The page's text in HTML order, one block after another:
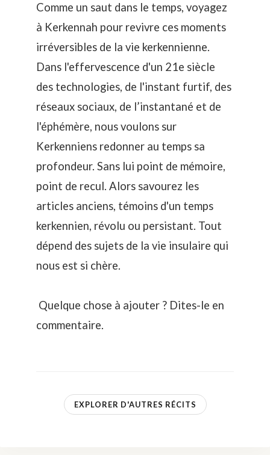
Comme un saut dans le temps, voyagez
à Kerkennah pour revivre ces moments
irréversibles de la vie kerkennienne.
Dans l'effervescence d'un 21e siècle
des technologies, de l'instant furtif, des
réseaux sociaux, de l’instantané et de
l'éphémère, nous voulons sur
Kerkenniens redonner au temps sa
profondeur. Sans lui point de mémoire,
point de recul. Alors savourez les
articles anciens, témoins d'un temps
kerkennien, révolu ou persistant. Tout
dépend des sujets de la vie insulaire qui
nous est si chère.
Quelque chose à ajouter ? Dites-le en
commentaire.
EXPLORER D'AUTRES RÉCITS